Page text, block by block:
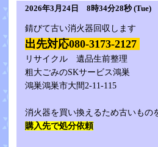
2026年3月24日 8時34分28秒 (Tue)
錆びて古い消火器回収します
出先対応080-3173-2127
リサイクル 遺品生前整理
粗大ごみのSKサービス鴻巣
鴻巣鴻巣市大間2-11-115
消火器を買い換えるため古いもの
購入先で処分依頼